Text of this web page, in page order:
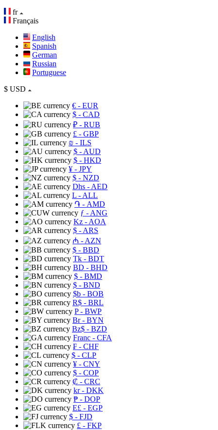
fr
Français
English
Spanish
German
Russian
Portuguese
$ USD
€ - EUR
$ - CAD
₽ - RUB
£ - GBP
₪ - ILS
$ - AUD
$ - HKD
¥ - JPY
$ - NZD
Dhs - AED
L - ALL
֏ - AMD
ƒ - ANG
Kz - AOA
$ - ARS
₼ - AZN
$ - BBD
Tk - BDT
BD - BHD
$ - BMD
$ - BND
$b - BOB
R$ - BRL
P- BWP
Br- BYN
Bz$ - BZD
Franc - CFA
₣ - CHF
$ - CLP
¥ - CNY
$ - COP
₡ - CRC
kr- DKK
₱ - DOP
E£ - EGP
$ - FJD
£ - FKP